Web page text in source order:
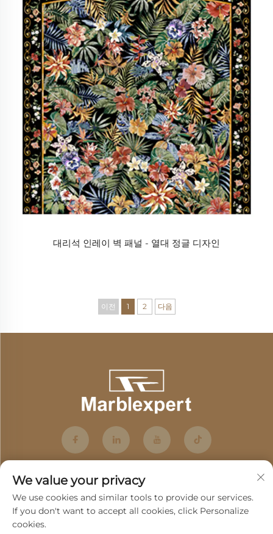
대리석 인레이 벽 패널 - 열대 정글 디자인
이전 1 2 다음
We value your privacy
We use cookies and similar tools to provide our services.
If you don't want to accept all cookies, click Personalize
cookies.